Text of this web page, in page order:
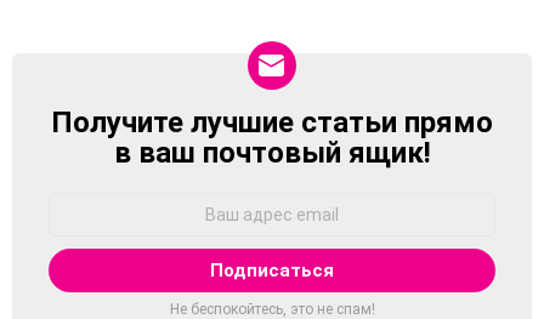
NEWSLETTER
Получите лучшие статьи прямо
в ваш почтовый ящик!
Не беспокойтесь, это не спам!